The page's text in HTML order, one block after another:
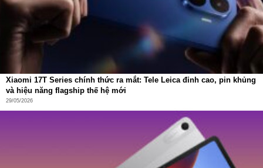
ZeroTangle 3.0 – Công nghệ chống rối
Một trong những vấn đề phổ biến nhất khi sử dụng robot
Xiaomi 17T Series chính thức ra mắt: Tele Leica đỉnh cao, pin khủng
và hiệu năng flagship thế hệ mới
29/05/2026